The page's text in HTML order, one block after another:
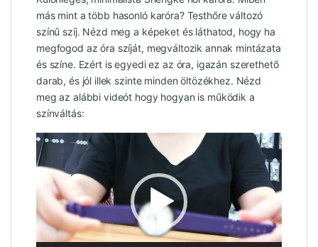
más mint a több hasonló karóra? Testhőre változó
színű szíj. Nézd meg a képeket és láthatod, hogy ha
megfogod az óra szíját, megváltozik annak mintázata
és színe. Ezért is egyedi ez az óra, igazán szerethető
darab, és jól illek szinte minden öltözékhez. Nézd
meg az alábbi videót hogy hogyan is működik a
színváltás:
Videólejátszó